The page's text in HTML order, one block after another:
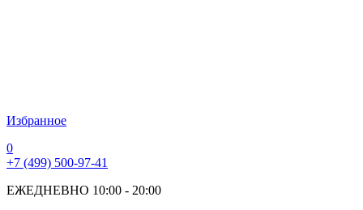
Избранное
0
+7 (499) 500-97-41
ЕЖЕДНЕВНО 10:00 - 20:00